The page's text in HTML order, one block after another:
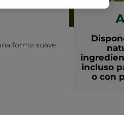
forma suave
incluso
o con